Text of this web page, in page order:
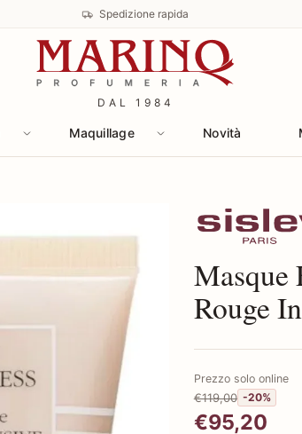
Spedizione rapida
DAL 1984
Maquillage Novità
Scopri i
Masque
Rouge
Prezzo solo online
€119,00 -20%
€95,20